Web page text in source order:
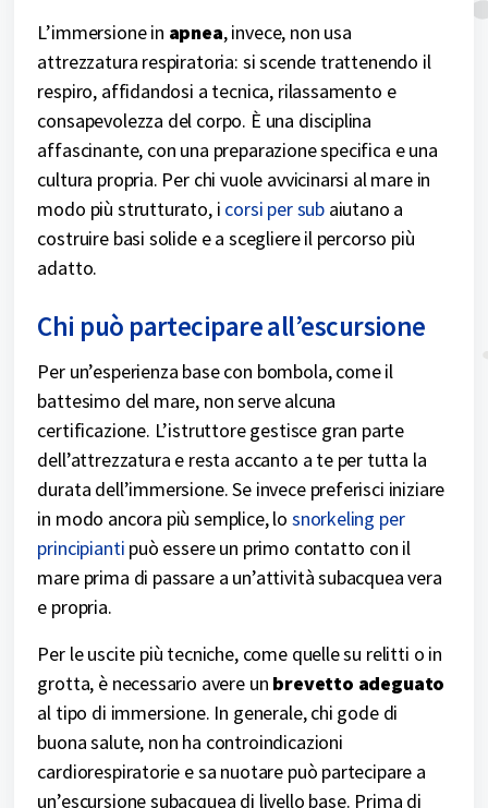
L’immersione in apnea, invece, non usa
attrezzatura respiratoria: si scende trattenendo il
respiro, affidandosi a tecnica, rilassamento e
consapevolezza del corpo. È una disciplina
affascinante, con una preparazione specifica e una
cultura propria. Per chi vuole avvicinarsi al mare in
modo più strutturato, i corsi per subaiutano a
costruire basi solide e a scegliere il percorso più
adatto.
Chi può partecipare all’escursione
Per un’esperienza base con bombola, come il
battesimo del mare, non serve alcuna
certificazione. L’istruttore gestisce gran parte
dell’attrezzatura e resta accanto a te per tutta la
durata dell’immersione. Se invece preferisci iniziare
in modo ancora più semplice, lo snorkeling per
principianti può essere un primo contatto con il
mare prima di passare a un’attività subacquea vera
e propria.
Per le uscite più tecniche, come quelle su relitti o in
grotta, è necessario avere un brevetto adeguato
al tipo di immersione. In generale, chi gode di
buona salute, non ha controindicazioni
cardiorespiratorie e sa nuotare può partecipare a
un’escursione subacquea di livello base. Prima di